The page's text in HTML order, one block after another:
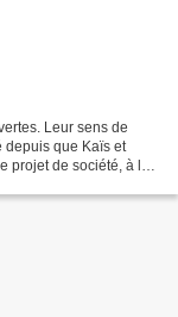
Leur sens de
depuis que Kaïs et
projet de société, à la